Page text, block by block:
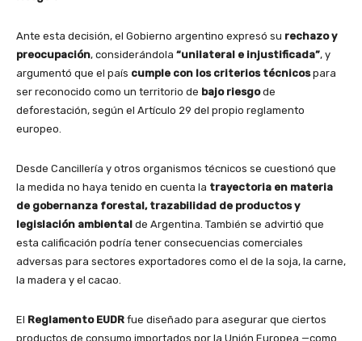
Ante esta decisión, el Gobierno argentino expresó su rechazo y
preocupación, considerándola “unilateral e injustificada”, y
argumentó que el país cumple con los criterios técnicospara
ser reconocido como un territorio de bajo riesgode
deforestación, según el Artículo 29 del propio reglamento
europeo.
Desde Cancillería y otros organismos técnicos se cuestionó que
la medida no haya tenido en cuenta la trayectoria en materia
de gobernanza forestal, trazabilidad de productos y
legislación ambiental de Argentina. También se advirtió que
esta calificación podría tener consecuencias comerciales
adversas para sectores exportadores como el de la soja, la carne,
la madera y el cacao.
El Reglamento EUDR fue diseñado para asegurar que ciertos
productos de consumo importados por la Unión Europea —como